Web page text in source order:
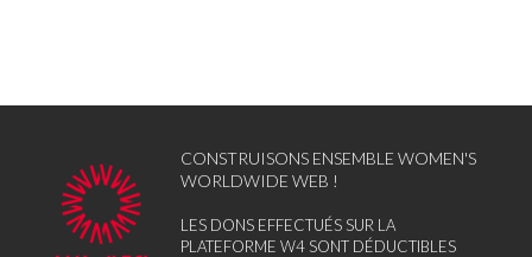
CONSTRUISONS ENSEMBLE WOMEN'S
WORLDWIDE WEB !
LES DONS EFFECTUÉS SUR LA
PLATEFORME W4 SONT DÉDUCTIBLES